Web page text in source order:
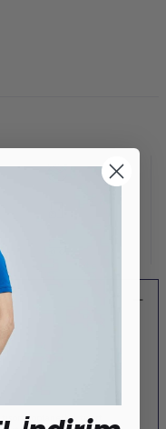
,toptan erkek tişört